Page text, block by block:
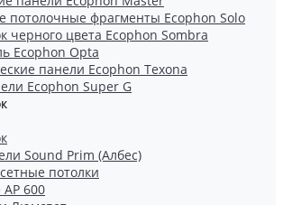
потолочные фрагменты Ecophon Solo
черного цвета Ecophon Sombra
Ecophon Opta
панели Ecophon Texona
Ecophon Super G
Sound Prim (Албес)
потолки
600